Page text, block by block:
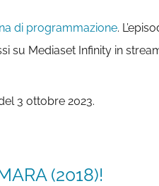
di programmazione.
su Mediaset Infinity in
3 ottobre 2023.
(2018)!